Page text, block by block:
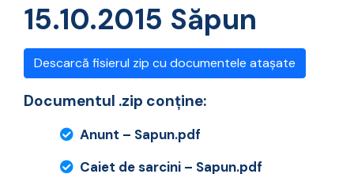
15.10.2015 Săpun
Descarcă fisierul zip cu documentele atașate
Documentul .zip conține:
Anunt – Sapun.pdf
Caiet de sarcini – Sapun.pdf